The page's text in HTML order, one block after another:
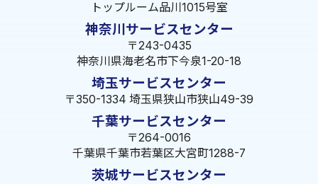
トップルーム品川1015号室
神奈川サービスセンター
〒243-0435
神奈川県海老名市下今泉1-20-18
埼玉サービスセンター
〒350-1334 埼玉県狭山市狭山49-39
千葉サービスセンター
〒264-0016
千葉県千葉市若葉区大宮町1288-7
茨城サービスセンター